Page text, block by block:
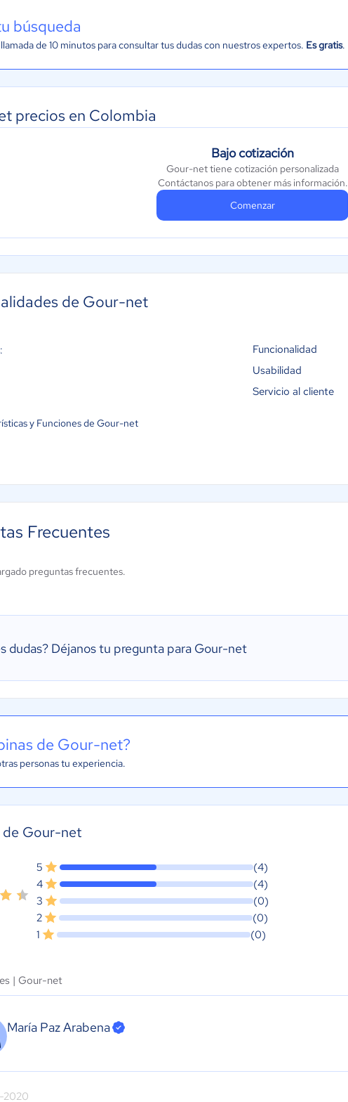
búsqueda
de 10 minutos para consultar tus dudas con nuestros expertos. Es gratis.
precios en Colombia
Bajo cotización
Gour-net tiene cotización personalizada
Contáctanos para obtener más información.
Comenzar
de Gour-net
Funcionalidad
Usabilidad
Servicio al cliente
y Funciones de Gour-net
Frecuentes
preguntas frecuentes.
dudas? Déjanos tu pregunta para Gour-net
de Gour-net?
personas tu experiencia.
de Gour-net
5
(4)
4
(4)
3
(0)
2
(0)
1
(0)
| Gour-net
María Paz Arabena